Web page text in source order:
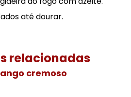
até dourar.
relacionadas
cremoso